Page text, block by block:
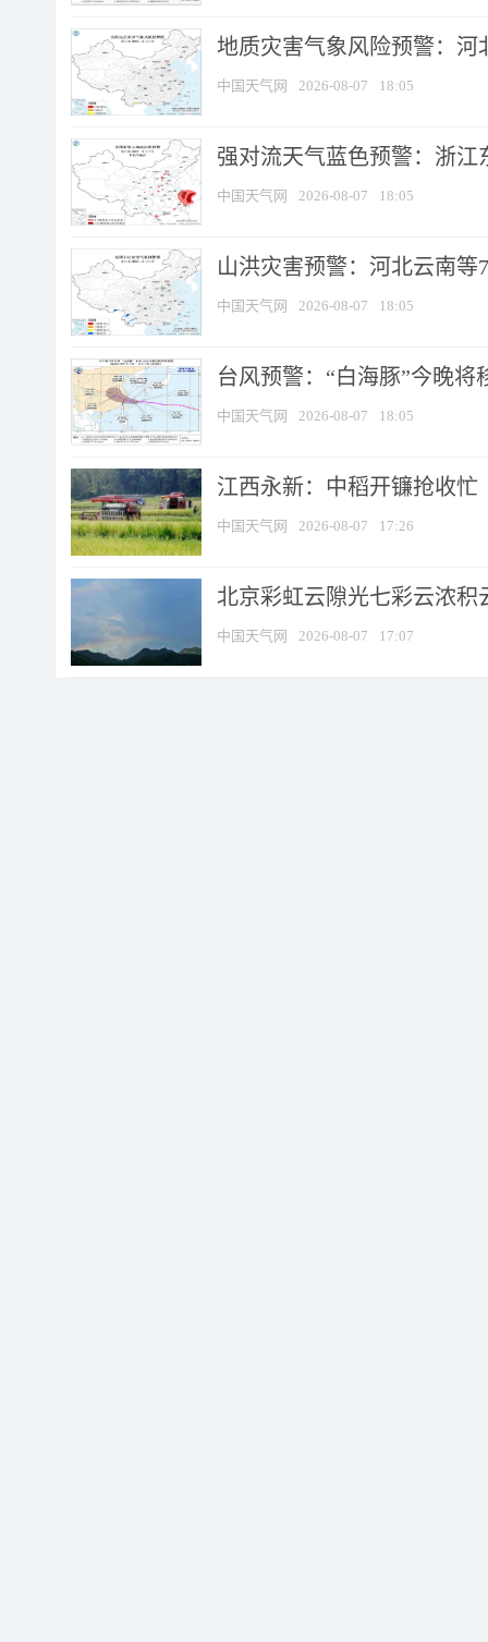
地质灾害气象风险预警：河
中国天气网 2026-08-07 18:05
强对流天气蓝色预警：浙江
中国天气网 2026-08-07 18:05
山洪灾害预警：河北云南
中国天气网 2026-08-07 18:05
台风预警：“白海豚”今晚将
中国天气网 2026-08-07 18:05
江西永新：中稻开镰抢收忙
中国天气网 2026-08-07 17:26
北京彩虹云隙光七彩云浓积
中国天气网 2026-08-07 17:07